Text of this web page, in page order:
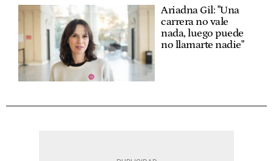
Ariadna Gil: "Una
carrera no vale
nada, luego puede
no llamarte nadie"